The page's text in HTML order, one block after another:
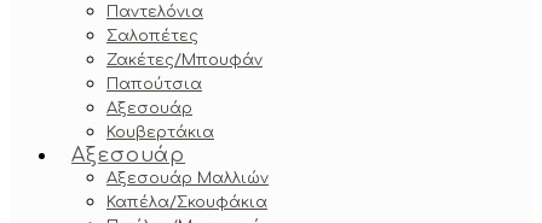
Παντελόνια
Σαλοπέτες
Ζακέτες/Μπουφάν
Παπούτσια
Αξεσουάρ
Κουβερτάκια
Αξεσουάρ
Αξεσουάρ Μαλλιών
Καπέλα/Σκουφάκια